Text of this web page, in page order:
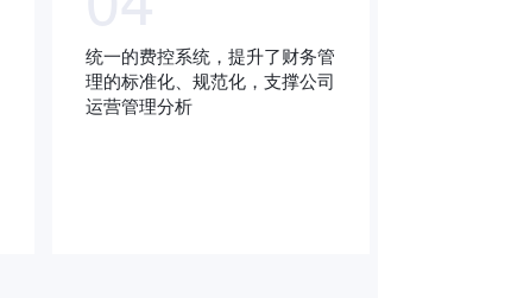
统一的费控系统，提升了财务管
理的标准化、规范化，支撑公司
运营管理分析